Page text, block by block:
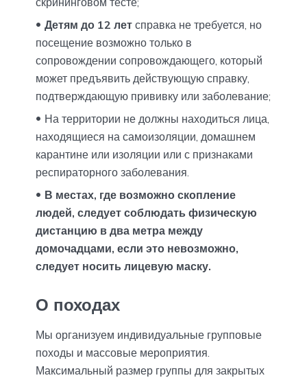
Детям до 12 лет справка не требуется, но
посещение возможно только в
сопровождении сопровождающего, который
может предъявить действующую справку,
подтверждающую прививку или заболевание;
На территории не должны находиться лица,
находящиеся на самоизоляции, домашнем
карантине или изоляции или с признаками
респираторного заболевания.
В местах, где возможно скопление
людей, следует соблюдать физическую
дистанцию ​​в два метра между
домочадцами, если это невозможно,
следует носить лицевую маску.
О походах
Мы организуем индивидуальные групповые
походы и массовые мероприятия.
Максимальный размер группы для закрытых